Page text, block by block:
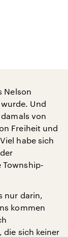
Nelson
Und
von
Freiheit und
habe sich
Township-
nur darin,
kommen
die sich keiner